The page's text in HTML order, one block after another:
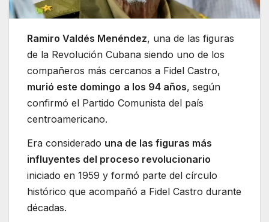
Ramiro Valdés Menéndez, una de las figuras
de la Revolución Cubana siendo uno de los
compañeros más cercanos a Fidel Castro,
murió este domingo a los 94 años, según
confirmó el Partido Comunista del país
centroamericano.
Era considerado una de las figuras más
influyentes del proceso revolucionario
iniciado en 1959 y formó parte del círculo
histórico que acompañó a Fidel Castro durante
décadas.